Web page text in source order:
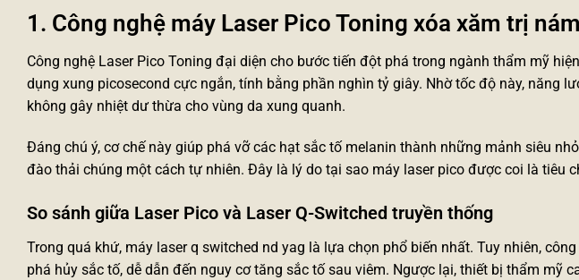
1. Công nghệ máy Laser Pico Toning xóa xăm trị
Công nghệ Laser Pico Toning đại diện cho bước tiến đột phá trong ngành thẩm mỹ
dụng xung picosecond cực ngắn, tính bằng phần nghìn tỷ giây. Nhờ tốc độ này, năng
không gây nhiệt dư thừa cho vùng da xung quanh.
Đáng chú ý, cơ chế này giúp phá vỡ các hạt sắc tố melanin thành những mảnh siêu
đào thải chúng một cách tự nhiên. Đây là lý do tại sao máy laser pico được coi là tiêu
So sánh giữa Laser Pico và Laser Q-Switched truyền thống
Trong quá khứ, máy laser q switched nd yag là lựa chọn phổ biến nhất. Tuy nhiên,
phá hủy sắc tố, dễ dẫn đến nguy cơ tăng sắc tố sau viêm. Ngược lại, thiết bị thẩm mỹ